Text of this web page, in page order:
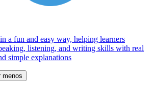
a fun and easy way, helping learners
listening, and writing skills with real
simple explanations
menos